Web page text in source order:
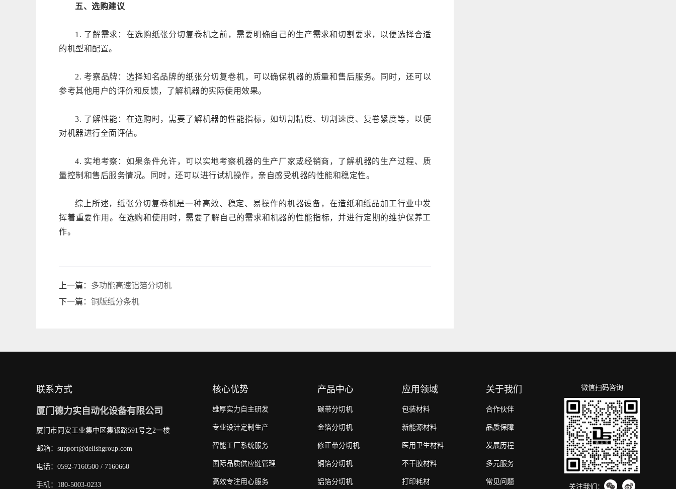
五、选购建议
1. 了解需求：在选购纸张分切复卷机之前，需要明确自己的生产需求和切割要求，以便选择合适
的机型和配置。
2. 考察品牌：选择知名品牌的纸张分切复卷机，可以确保机器的质量和售后服务。同时，还可以
参考其他用户的评价和反馈，了解机器的实际使用效果。
3. 了解性能：在选购时，需要了解机器的性能指标，如切割精度、切割速度、复卷紧度等，以便
对机器进行全面评估。
4. 实地考察：如果条件允许，可以实地考察机器的生产厂家或经销商，了解机器的生产过程、质
量控制和售后服务情况。同时，还可以进行试机操作，亲自感受机器的性能和稳定性。
综上所述，纸张分切复卷机是一种高效、稳定、易操作的机器设备，在造纸和纸品加工行业中发
挥着重要作用。在选购和使用时，需要了解自己的需求和机器的性能指标，并进行定期的维护保养工
作。
上一篇： 多功能高速铝箔分切机
下一篇： 铜版纸分条机
联系方式
厦门德力实自动化设备有限公司
厦门市同安工业集中区集银路591号之2一楼
邮箱：support@delishgroup.com
电话：0592-7160500 / 7160660
手机：180-5003-0233
核心优势
雄厚实力自主研发
专业设计定制生产
智能工厂系统服务
国际品质供应链管理
高效专注用心服务
产品中心
碳带分切机
金箔分切机
修正带分切机
铜箔分切机
铝箔分切机
应用领域
包装材料
新能源材料
医用卫生材料
不干胶材料
打印耗材
关于我们
合作伙伴
品质保障
发展历程
多元服务
常见问题
微信扫码咨询
关注我们：